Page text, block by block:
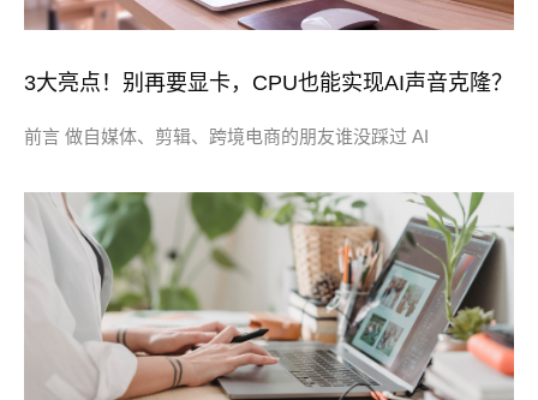
3大亮点！别再要显卡，CPU也能实现AI声音克隆？
前言 做自媒体、剪辑、跨境电商的朋友谁没踩过 AI